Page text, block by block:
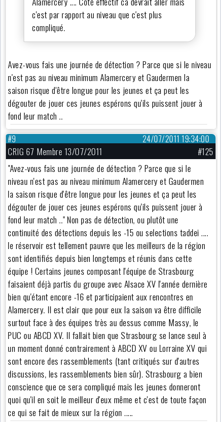
c'est par rapport au niveau que c'est plus
compliqué.
Avez-vous fais une journée de détection ? Parce que si le niveau
n'est pas au niveau minimum Alamercery et Gaudermen la
saison risque d'être longue pour les jeunes et ça peut les
dégouter de jouer ces jeunes espérons qu'ils puissent jouer à
fond leur match ..
24/07/2011 19:34:00
#9
CRIG 67 Membre 13/07/2011
#125
"Avez-vous fais une journée de détection ? Parce que si le
niveau n'est pas au niveau minimum Alamercery et Gaudermen
la saison risque d'être longue pour les jeunes et ça peut les
dégouter de jouer ces jeunes espérons qu'ils puissent jouer à
fond leur match .." Non pas de détection, ou plutôt une
continuité des détections depuis les -15 ou selections taddei ....
le réservoir est tellement pauvre que les meilleurs de la région
sont identifiés depuis bien longtemps et réunis dans cette
équipe ! Certains jeunes composant l'équipe de Strasbourg
faisaient déjà partis du groupe avec Alsace XV l'année dernière
bien qu'étant encore -16 et participaient aux rencontres en
Alamercery. Il est clair que pour eux la saison va être difficile
surtout face à des équipes très au dessus comme Massy, le
PUC ou ABCD XV. Il fallait bien que Strasbourg se lance seul à
un moment donné contrairement à ABCD XV ou Lorraine XV qui
sont encore des rassemblements (tant critiqués sur d'autres
discussions, les rassemblements bien sûr). Strasbourg a bien
conscience que ce sera compliqué mais les jeunes donneront
quoi qu'il en soit le meilleur d'eux même et c'est de toute façon
ce qui se fait de mieux sur la région .....